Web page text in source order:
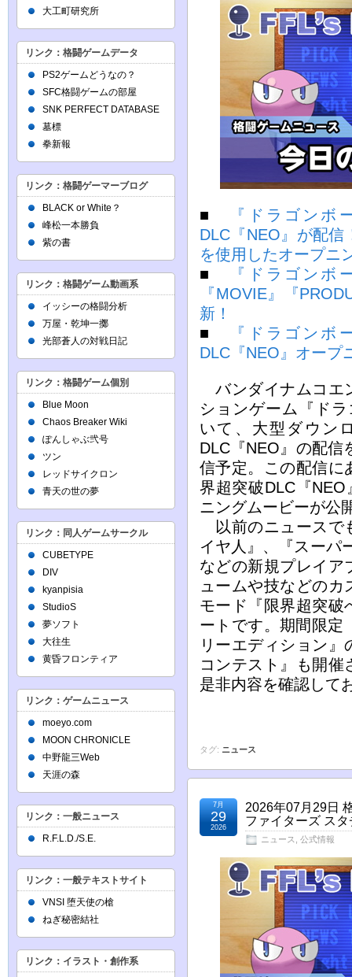
■
『ドラゴンボ
DLC『NEO』が配
を使用したオープニ
■
『ドラゴンボ
『MOVIE』『
新！
■
『ドラゴンボ
DLC『NEO』オープ
バンダイナムコエ
ションゲーム『ド
いて、大型ダウン
DLC『NEO』の配信
信予定。この配信に
界超突破DLC『
ニングムービーが公
以前のニュースで
イヤ人』、『スーパ
などの新規プレイア
ュームや技などの
モード『限界超突破
ートです。期間限定
リーエディション
コンテスト』も開
是非内容を確認して
タグ: ニュース
2026年07月29日
ファイターズ ス
ニュース 公式情報
7月
29
2026
大工町研究所
リンク：格闘ゲームデータ
PS2ゲームどうなの？
SFC格闘ゲームの部屋
SNK PERFECT DATABASE
墓標
拳新報
リンク：格闘ゲーマーブログ
BLACK or White？
峰松一本勝負
紫の書
リンク：格闘ゲーム動画系
イッシーの格闘分析
万屋・乾坤一擲
光部蒼人の対戦日記
リンク：格闘ゲーム個別
Blue Moon
Chaos Breaker Wiki
ぽんしゃぶ弐号
ツン
レッドサイクロン
青天の世の夢
リンク：同人ゲームサークル
CUBETYPE
DIV
kyanpisia
StudioS
夢ソフト
大往生
黄昏フロンティア
リンク：ゲームニュース
moeyo.com
MOON CHRONICLE
中野龍三Web
天涯の森
リンク：一般ニュース
R.F.L.D./S.E.
リンク：一般テキストサイト
VNSI 堕天使の槍
ねぎ秘密結社
リンク：イラスト・創作系